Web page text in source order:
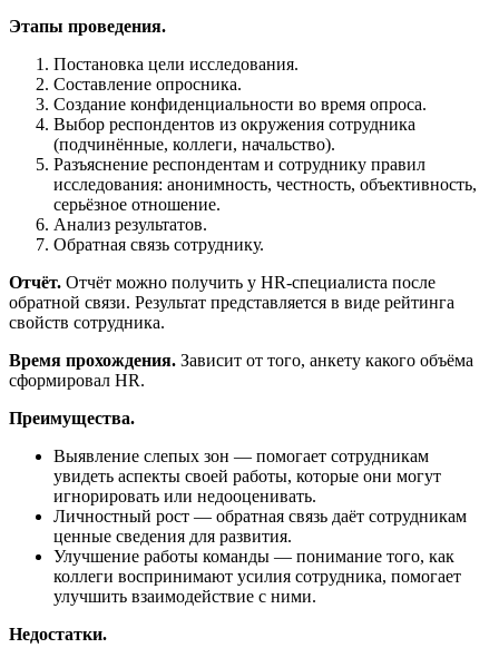
Этапы проведения.
Постановка цели исследования.
Составление опросника.
Создание конфиденциальности во время опроса.
Выбор респондентов из окружения сотрудника
(подчинённые, коллеги, начальство).
Разъяснение респондентам и сотруднику правил
исследования: анонимность, честность, объективность,
серьёзное отношение.
Анализ результатов.
Обратная связь сотруднику.
Отчёт. Отчёт можно получить у HR-специалиста после
обратной связи. Результат представляется в виде рейтинга
свойств сотрудника.
Время прохождения. Зависит от того, анкету какого объёма
сформировал HR.
Преимущества.
Выявление слепых зон — помогает сотрудникам
увидеть аспекты своей работы, которые они могут
игнорировать или недооценивать.
Личностный рост — обратная связь даёт сотрудникам
ценные сведения для развития.
Улучшение работы команды — понимание того, как
коллеги воспринимают усилия сотрудника, помогает
улучшить взаимодействие с ними.
Недостатки.